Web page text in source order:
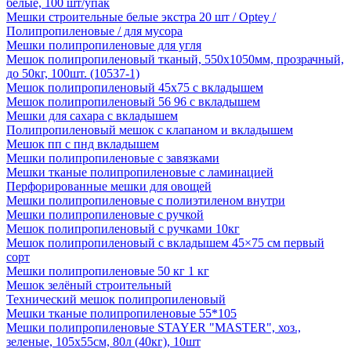
Мешки строительные белые экстра 20 шт / Optey /
Полипропиленовые / для мусора
Мешки полипропиленовые для угля
Мешок полипропиленовый тканый, 550х1050мм, прозрачный,
до 50кг, 100шт. (10537-1)
Мешок полипропиленовый 45х75 с вкладышем
Мешок полипропиленовый 56 96 с вкладышем
Мешки для сахара с вкладышем
Полипропиленовый мешок с клапаном и вкладышем
Мешок пп с пнд вкладышем
Мешки полипропиленовые с завязками
Мешки тканые полипропиленовые с ламинацией
Перфорированные мешки для овощей
Мешки полипропиленовые с полиэтиленом внутри
Мешки полипропиленовые с ручкой
Мешок полипропиленовый с ручками 10кг
Мешок полипропиленовый с вкладышем 45×75 см первый
сорт
Мешки полипропиленовые 50 кг 1 кг
Мешок зелёный строительный
Технический мешок полипропиленовый
Мешки тканые полипропиленовые 55*105
Мешки полипропиленовые STAYER "MASTER", хоз.,
зеленые, 105х55см, 80л (40кг), 10шт